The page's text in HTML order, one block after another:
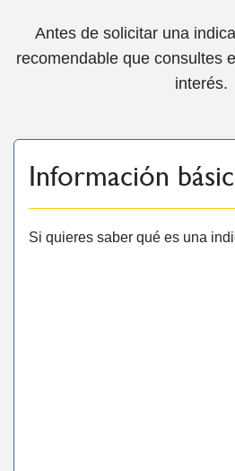
Antes de solicitar una
recomendable que consultes
interés.
Información
Si quieres saber qué es una